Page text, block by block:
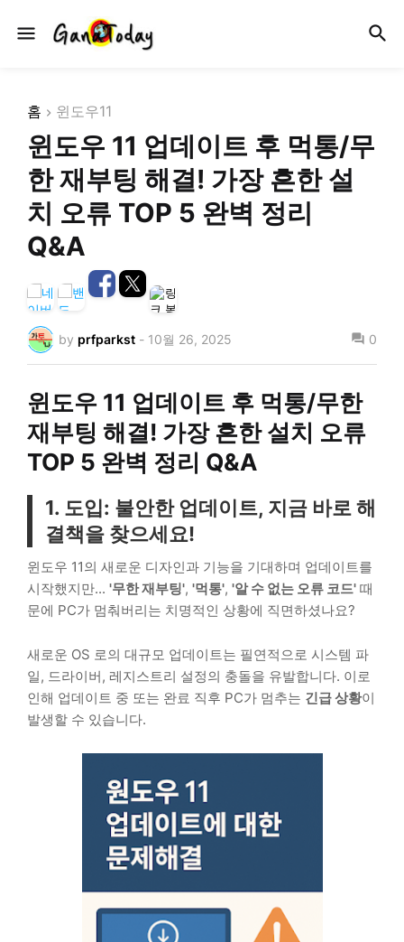
홈 윈도우11
윈도우 11 업데이트 후 먹통/무
한 재부팅 해결! 가장 흔한 설
치 오류 TOP 5 완벽 정리
Q&A
by prfparkst - 10월 26, 2025 0
윈도우 11 업데이트 후 먹통/무한
재부팅 해결! 가장 흔한 설치 오류
TOP 5 완벽 정리 Q&A
1. 도입: 불안한 업데이트, 지금 바로 해
결책을 찾으세요!
윈도우 11의 새로운 디자인과 기능을 기대하며 업데이트를
시작했지만... '무한 재부팅', '먹통', '알 수 없는 오류 코드' 때
문에 PC가 멈춰버리는 치명적인 상황에 직면하셨나요?
새로운 OS 로의 대규모 업데이트는 필연적으로 시스템 파
일, 드라이버, 레지스트리 설정의 충돌을 유발합니다. 이로
인해 업데이트 중 또는 완료 직후 PC가 멈추는 긴급 상황이
발생할 수 있습니다.